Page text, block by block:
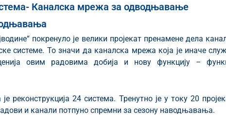
Каналска мрежа за одводњавање
покренуло је велики пројекат пренамене дела
системе. То значи да каналска мрежа која је иначе
овим радовима добија и нову функцију –
реконструкција 24 система. Тренутно је у току 20
и канали потпуно спремни за сезону наводњавања.